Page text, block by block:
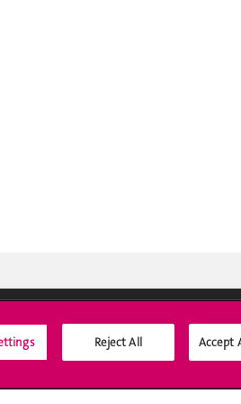
Médias sociaux
Reject All Accept